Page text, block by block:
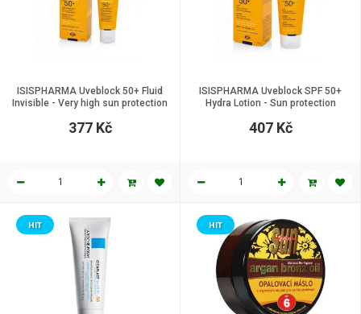
ISISPHARMA Uveblock 50+ Fluid
Invisible - Very high sun protection
377 Kč
ISISPHARMA Uveblock SPF 50+
Hydra Lotion - Sun protection
407 Kč
HIT HIT